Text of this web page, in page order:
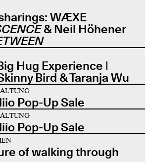
WÆXE
& Neil Höhener
Hug Experience |
Bird & Taranja Wu
Pop-Up Sale
Pop-Up Sale
of walking through